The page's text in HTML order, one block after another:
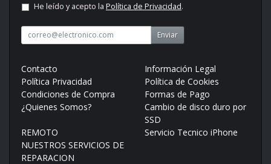
He leído y acepto la Política de Privacidad.
Enviar
Contacto
Información Legal
Política Privacidad
Política de Cookies
Condiciones de Compra
Formas de Pago
¿Quienes Somos?
Cambio de disco duro por
SSD
REMOTO
Servicio Tecnico iPhone
NUESTROS SERVICIOS DE
REPARACION